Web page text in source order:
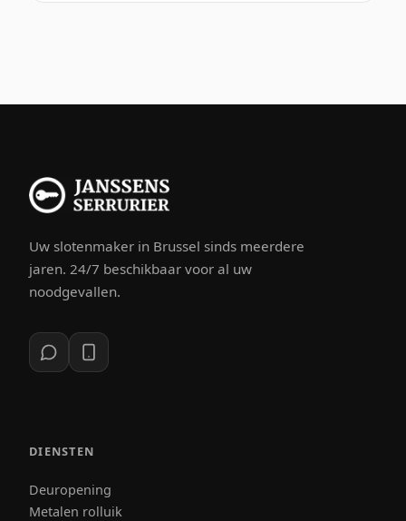
Uw slotenmaker in Brussel sinds meerdere
jaren. 24/7 beschikbaar voor al uw
noodgevallen.
DIENSTEN
Deuropening
Metalen rolluik